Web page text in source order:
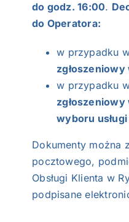
do godz. 16:00.
do Operatora:
w przypadku
zgłoszeniowy
w przypadku
zgłoszeniowy
wyboru
Dokumenty można
pocztowego,
Obsługi Klienta w
podpisane